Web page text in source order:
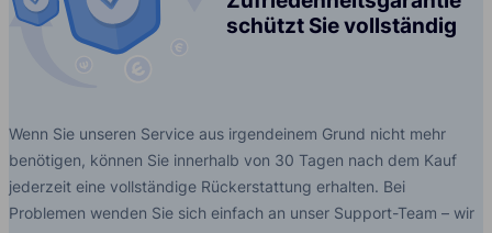
schützt Sie vollständig
Wenn Sie unseren Service aus irgendeinem Grund nicht mehr
benötigen, können Sie innerhalb von 30 Tagen nach dem Kauf
jederzeit eine vollständige Rückerstattung erhalten. Bei
Problemen wenden Sie sich einfach an unser Support-Team – wir